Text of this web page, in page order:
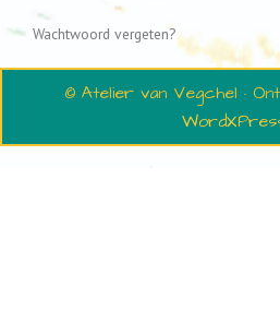
Wachtwoord vergeten?
© Atelier van Vegchel ·